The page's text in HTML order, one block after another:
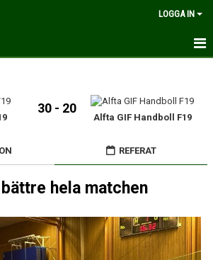
LOGGA IN
30 - 20
Alfta GIF Handboll F19
REFERAT
hela matchen